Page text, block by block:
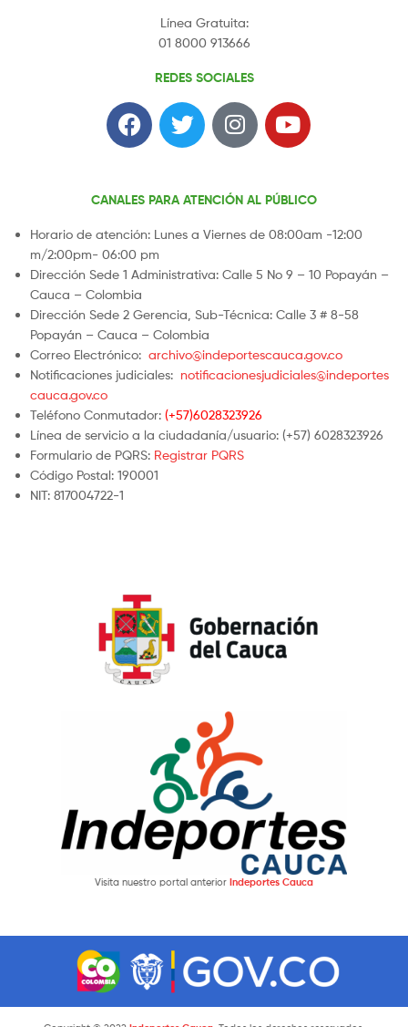
Línea Gratuita:
01 8000 913666
REDES SOCIALES
CANALES PARA ATENCIÓN AL PÚBLICO
Horario de atención: Lunes a Viernes de 08:00am -12:00
m/2:00pm- 06:00 pm
Dirección Sede 1 Administrativa: Calle 5 No 9 – 10 Popayán –
Cauca – Colombia
Dirección Sede 2 Gerencia, Sub-Técnica: Calle 3 # 8-58
Popayán – Cauca – Colombia
Correo Electrónico: archivo@indeportescauca.gov.co
Notificaciones judiciales: notificacionesjudiciales@indeportes
cauca.gov.co
Teléfono Conmutador: (+57)6028323926
Línea de servicio a la ciudadanía/usuario: (+57) 6028323926
Formulario de PQRS: Registrar PQRS
Código Postal: 190001
NIT: 817004722-1
Visita nuestro portal anterior Indeportes Cauca